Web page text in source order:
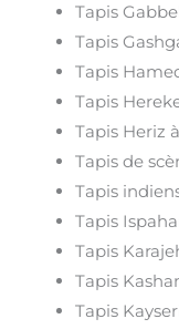
Tapis
Tapis
Tapis
Tapis
Tapis Heriz
Tapis de
Tapis
Tapis
Tapis
Tapis
Tapis